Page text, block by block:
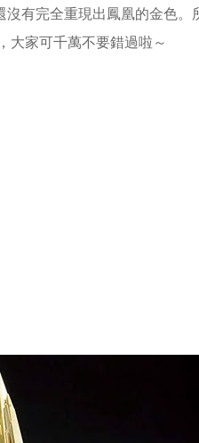
有完全重現出鳳凰的金色。
大家可千萬不要錯過啦～